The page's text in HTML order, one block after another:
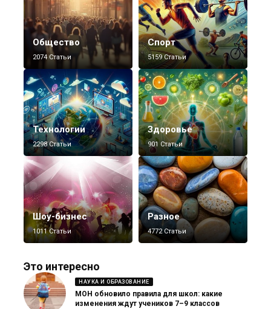
Общество
2074 Статьи
Спорт
5159 Статьи
Технологии
2298 Статьи
Здоровье
901 Статьи
Шоу-бизнес
1011 Статьи
Разное
4772 Статьи
Это интересно
НАУКА И ОБРАЗОВАНИЕ
МОН обновило правила для школ: какие
изменения ждут учеников 7–9 классов